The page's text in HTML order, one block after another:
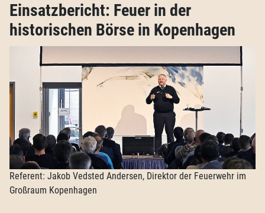
Einsatzbericht: Feuer in der
historischen Börse in Kopenhagen
Referent: Jakob Vedsted Andersen, Direktor der Feuerwehr im
Großraum Kopenhagen